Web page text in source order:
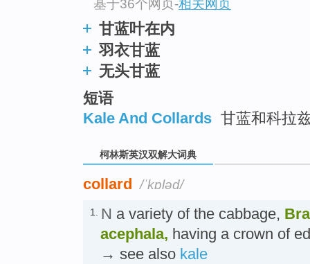
基于36个网页-相关网页
甘蓝叶在内
羽衣甘蓝
无头甘蓝
短语
Kale And Collards 甘蓝和科拉
柯林斯英汉双解大词典
collard /ˈkɒləd/
1. N a variety of the cabbage,
acephala, having a crown of
→ see also kale